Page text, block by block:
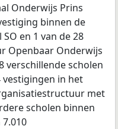
Onderwijs Prins
binnen de
en 1 van de 28
Openbaar Onderwijs
verschillende scholen
vestigingen in het
met
scholen binnen